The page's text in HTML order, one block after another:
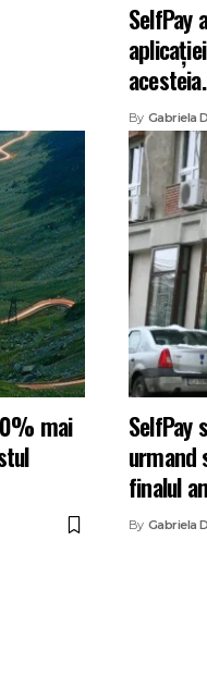
SelfPay
acesteia.
By Gabriela
mai
SelfPay
urmand
finalul
By Gabriela